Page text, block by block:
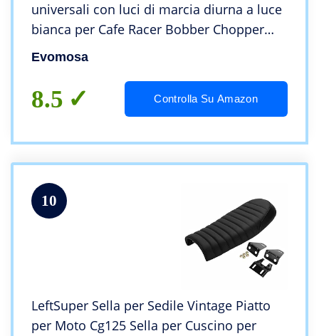
universali con luci di marcia diurna a luce
bianca per Cafe Racer Bobber Chopper
Fari anteriori
Evomosa
8.5 Controlla Su Amazon
10
LeftSuper Sella per Sedile Vintage Piatto
per Moto Cg125 Sella per Cuscino per